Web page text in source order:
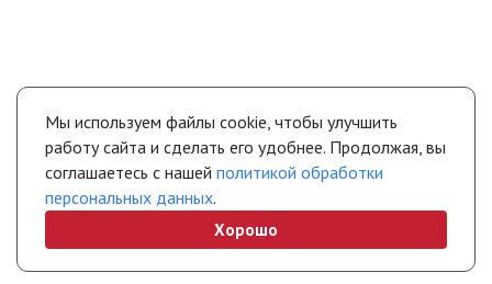
Мы используем файлы cookie, чтобы улучшить
работу сайта и сделать его удобнее. Продолжая, вы
соглашаетесь с нашей политикой обработки
персональных данных.
Хорошо